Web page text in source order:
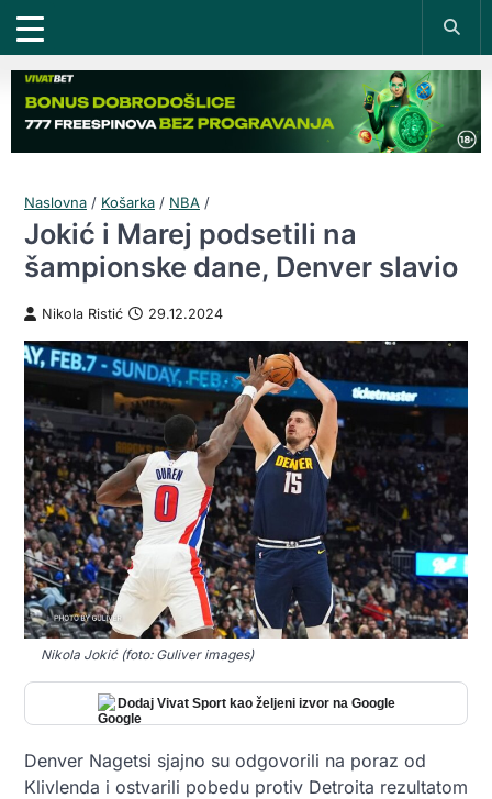
Naslovna / Košarka / NBA /
Jokić i Marej podsetili na
šampionske dane, Denver slavio
Nikola Ristić 29.12.2024
Nikola Jokić (foto: Guliver images)
Dodaj Vivat Sport kao željeni izvor na Google
Denver Nagetsi sjajno su odgovorili na poraz od
Klivlenda i ostvarili pobedu protiv Detroita rezultatom